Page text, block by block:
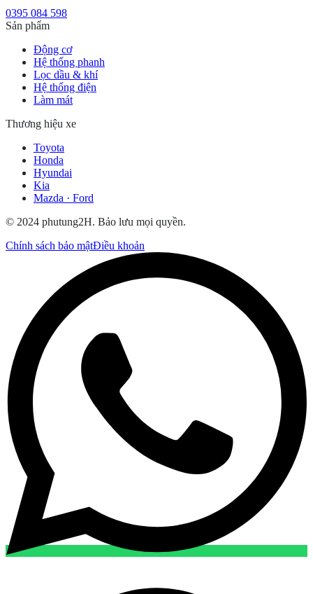
0395 084 598
Sản phẩm
Động cơ
Hệ thống phanh
Lọc dầu & khí
Hệ thống điện
Làm mát
Thương hiệu xe
Toyota
Honda
Hyundai
Kia
Mazda · Ford
© 2024 phutung2H. Bảo lưu mọi quyền.
Chính sách bảo mậtĐiều khoản